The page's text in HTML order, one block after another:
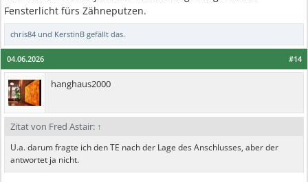
Fensterlicht fürs Zähneputzen.
chris84 und KerstinB gefällt das.
#14
04.06.2026
hanghaus2000
Zitat von Fred Astair: ↑
U.a. darum fragte ich den TE nach der Lage des Anschlusses, aber der
antwortet ja nicht.